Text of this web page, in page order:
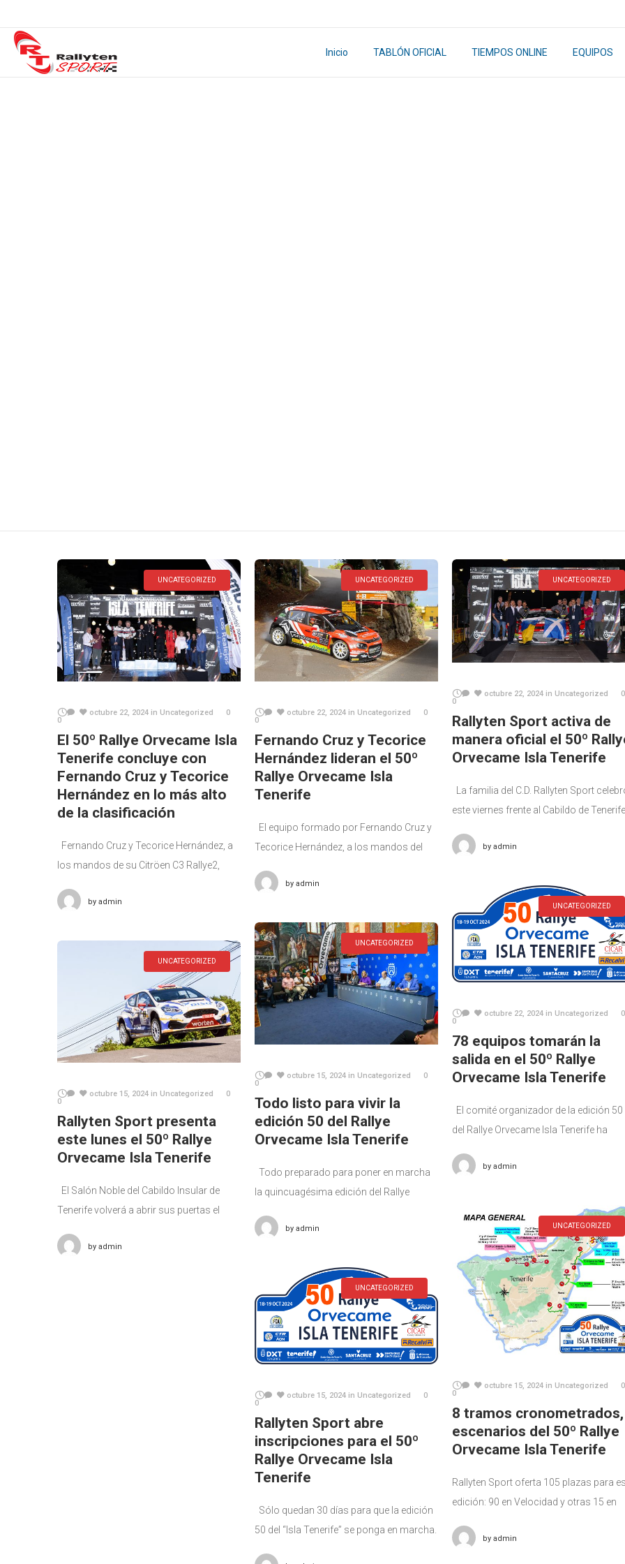
Inicio TABLÓN OFICIAL TIEMPOS ONLINE EQUIPOS
UNCATEGORIZED
octubre 22, 2024 in Uncategorized
0
0
El 50º Rallye Orvecame Isla
Tenerife concluye con
Fernando Cruz y Tecorice
Hernández en lo más alto
de la clasificación
Fernando Cruz y Tecorice Hernández, a
los mandos de su Citröen C3 Rallye2,
quincuagésima edición del Rallye
escenarios diferentes
by admin
UNCATEGORIZED
octubre 22, 2024 in Uncategorized
0
0
Fernando Cruz y Tecorice
Hernández lideran el 50º
Rallye Orvecame Isla
Tenerife
El equipo formado por Fernando Cruz y
Tecorice Hernández, a los mandos del
clasificación general del 50º Rallye Isla
by admin
UNCATEGORIZED
octubre 22, 2024 in Uncategorized
0
0
Rallyten Sport activa de
manera oficial el 50º
Orvecame Isla Tenerife
La familia del C.D. Rallyten Sport
este viernes frente al Cabildo de
Orvecame Isla Tenerife, previsto para
by admin
UNCATEGORIZED
octubre 22, 2024 in Uncategorized
0
0
78 equipos tomarán la
salida en el 50º Rallye
Orvecame Isla Tenerife
El comité organizador de la edición 50
del Rallye Orvecame Isla Tenerife ha
tomarán la salida en los diferentes
by admin
UNCATEGORIZED
octubre 15, 2024 in Uncategorized
0
0
Todo listo para vivir la
edición 50 del Rallye
Orvecame Isla Tenerife
Todo preparado para poner en marcha
la quincuagésima edición del Rallye
C.D. Rallyten Sport y con el respaldo
by admin
UNCATEGORIZED
octubre 15, 2024 in Uncategorized
0
0
Rallyten Sport presenta
este lunes el 50º Rallye
Orvecame Isla Tenerife
El Salón Noble del Cabildo Insular de
Tenerife volverá a abrir sus puertas el
las 12.30 horas, para presentar la
by admin
UNCATEGORIZED
octubre 15, 2024 in Uncategorized
0
0
8 tramos cronometrados,
escenarios del 50º Rallye
Orvecame Isla Tenerife
Rallyten Sport oferta 105 plazas para
edición: 90 en Velocidad y otras 15 en
semanas para la celebración del 50º
by admin
UNCATEGORIZED
octubre 15, 2024 in Uncategorized
0
0
Rallyten Sport abre
inscripciones para el 50º
Rallye Orvecame Isla
Tenerife
Sólo quedan 30 días para que la edición
50 del “Isla Tenerife” se ponga en marcha.